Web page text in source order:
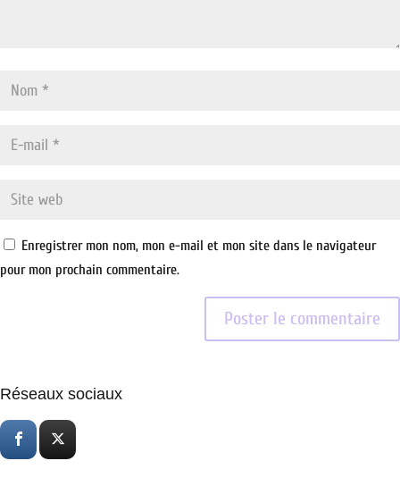
Enregistrer mon nom, mon e-mail et mon site dans le navigateur
pour mon prochain commentaire.
Réseaux sociaux